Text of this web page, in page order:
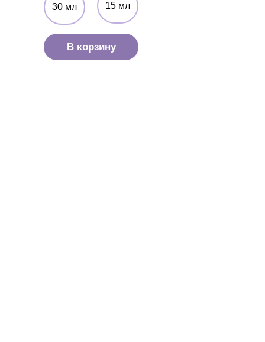
15 мл
30 мл
В корзину